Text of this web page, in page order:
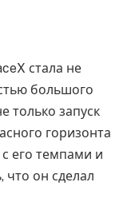
стала не
большого
только запуск
горизонта
его темпами и
он сделал